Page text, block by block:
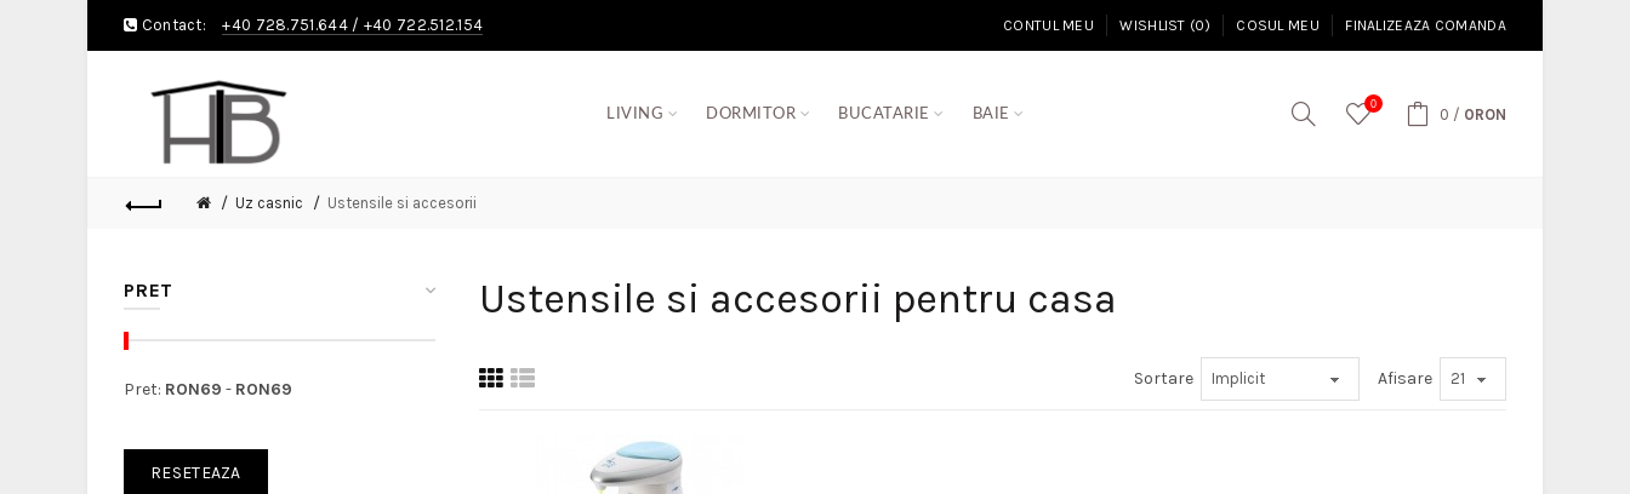
Contact: +40 728.751.644/ +40 722.512.154 CONTUL MEU WISHLIST (0) COSUL MEU FINALIZEAZA COMANDA
LIVING DORMITOR BUCATARIE BAIE
0
0 / 0RON
Uz casnic Ustensile si accesorii
PRET
Pret: RON69 - RON69
Ustensile si accesorii pentru casa
Sortare Afisare